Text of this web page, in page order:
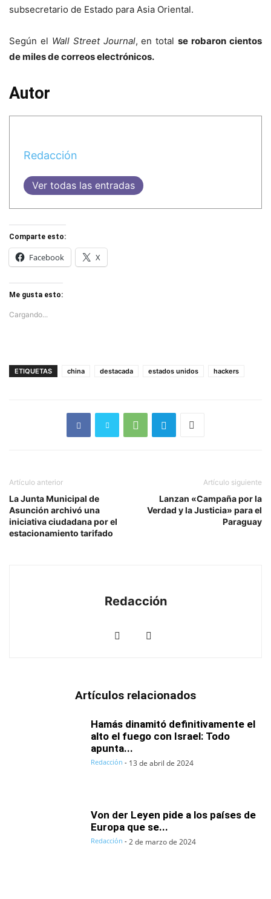
subsecretario de Estado para Asia Oriental.
Según el Wall Street Journal, en totalse robaron cientos
de miles de correos electrónicos.
Autor
Redacción
Ver todas las entradas
Comparte esto:
Facebook X
Me gusta esto:
Cargando...
ETIQUETAS china destacada estados unidos hackers
Artículo anterior
La Junta Municipal de
Asunción archivó una
iniciativa ciudadana por el
estacionamiento tarifado
Artículo siguiente
Lanzan «Campaña por la
Verdad y la Justicia» para el
Paraguay
Redacción
Artículos relacionados
Hamás dinamitó definitivamente el
alto el fuego con Israel: Todo
apunta...
Redacción - 13 de abril de 2024
Von der Leyen pide a los países de
Europa que se...
Redacción - 2 de marzo de 2024